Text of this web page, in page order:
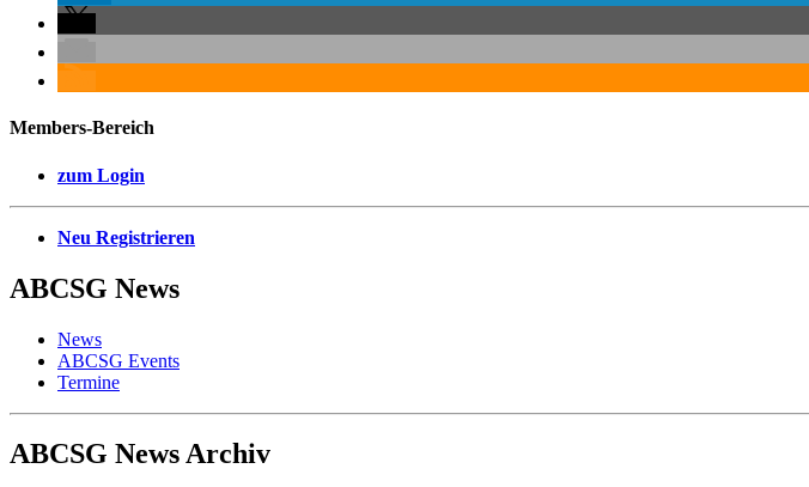
Members-Bereich
zum Login
Neu Registrieren
ABCSG News
News
ABCSG Events
Termine
ABCSG News Archiv